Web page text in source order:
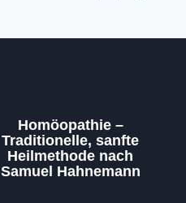
Homöopathie –
Traditionelle, sanfte
Heilmethode nach
Samuel Hahnemann